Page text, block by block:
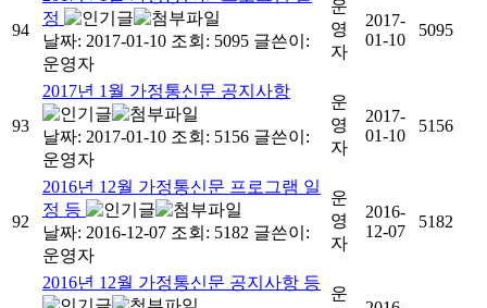
94
정
날짜: 2017-01-10 조회: 5095 글쓴이:
운영자
운
영
자
2017-
01-10
5095
93
2017년 1월 가정통신문 공지사항
날짜: 2017-01-10 조회: 5156 글쓴이:
운영자
운
영
자
2017-
01-10
5156
92
2016년 12월 가정통신문 프로그램 일
정 등
날짜: 2016-12-07 조회: 5182 글쓴이:
운영자
운
영
자
2016-
12-07
5182
2016년 12월 가정통신문 공지사항 등
운